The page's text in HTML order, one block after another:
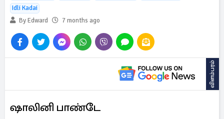
Idli Kadai
By Edward
7 months ago
விளம்பரம்
ஷாலினி பாண்டே